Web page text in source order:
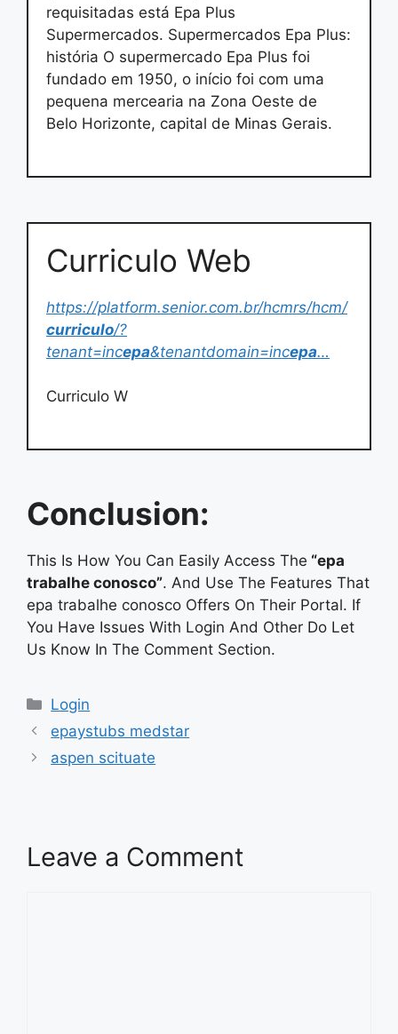
requisitadas está Epa Plus
Supermercados. Supermercados Epa Plus:
história O supermercado Epa Plus foi
fundado em 1950, o início foi com uma
pequena mercearia na Zona Oeste de
Belo Horizonte, capital de Minas Gerais.
Curriculo Web
https://platform.senior.com.br/hcmrs/hcm/
curriculo/?
tenant=incepa&tenantdomain=incepa…
Curriculo W
Conclusion:
This Is How You Can Easily Access The “epa
trabalhe conosco”. And Use The Features That
epa trabalhe conosco Offers On Their Portal. If
You Have Issues With Login And Other Do Let
Us Know In The Comment Section.
Categories
Login
epaystubs medstar
aspen scituate
Leave a Comment